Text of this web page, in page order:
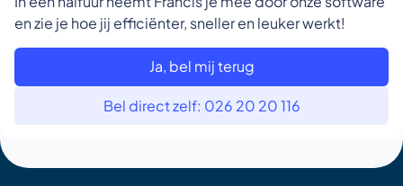
en zie je hoe jij efficiënter, sneller en leuker werkt!
Ja, bel mij terug
Bel direct zelf: 026 20 20 116